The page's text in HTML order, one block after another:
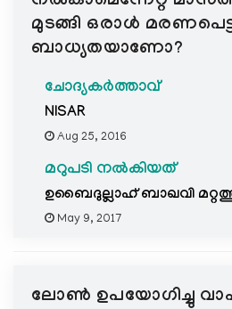
മുടങ്ങി ഒരാള്‍
ബാധ്യതയാണോ?
ചോദ്യകർത്താവ്
NISAR
Aug 25, 2016
മറുപടി നൽകിയത്
ഉബൈദുല്ലാഹ് ബാഖവി
May 9, 2017
ലോണ്‍ ഉപയോഗിച്ചു